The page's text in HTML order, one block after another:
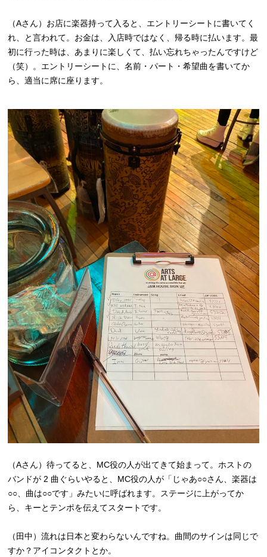
（Aさん）お店に楽器持って入ると、エントリーシートに書いてく
れ、と言われて。お金は、入店時ではなく、帰る時に払います。最
初に行った時は、あまりに楽しくて、払い忘れちゃったんですけど
（笑）。エントリーシートに、名前・パート・希望曲を書いてか
ら、適当に席に座ります。
（Aさん）待ってると、MC役の人が出てきて始まって。ホストの
バンドが 2 曲ぐらいやると、MC役の人が「じゃあ○○さん、楽器は
○○、曲は○○です」みたいに呼ばれます。ステージに上がってか
ら、キーとテンポを伝えてスタートです。
（田中）流れは日本と変わらないんですね。曲間のサインは同じで
すか？アイコンタクトとか。